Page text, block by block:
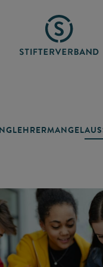
LEHRERMANGEL